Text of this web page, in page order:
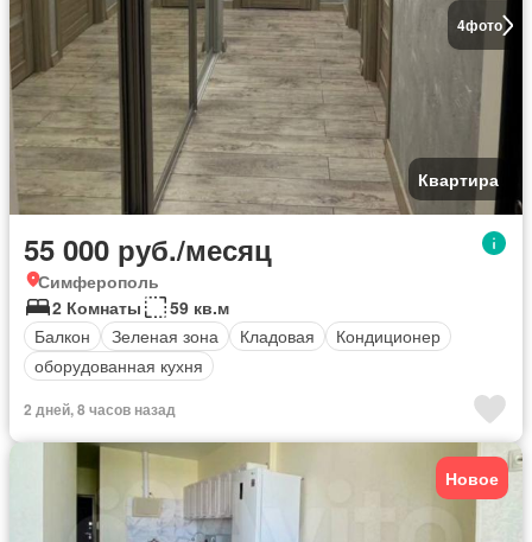
4фото
Квартира
55 000 руб./месяц
Симферополь
2 Комнаты
59 кв.м
Балкон
Зеленая зона Кладовая
Кондиционер
оборудованная кухня
2 дней, 8 часов назад
Новое